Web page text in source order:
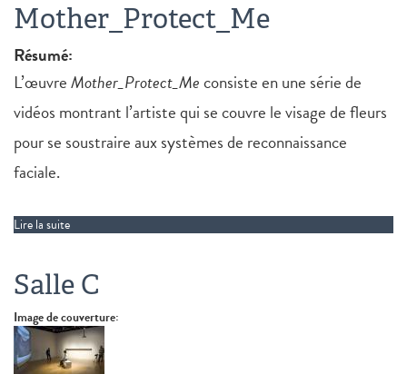
Mother_Protect_Me
Résumé:
L’œuvreMother_Protect_Meconsiste en une série de
vidéos montrant l’artiste qui se couvre le visage de fleurs
pour se soustraire aux systèmes de reconnaissance
faciale.
Lire la suite
Salle C
Image de couverture: